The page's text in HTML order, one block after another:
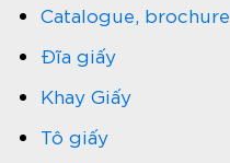
Catalogue, brochure
Đĩa giấy
Khay Giấy
Tô giấy